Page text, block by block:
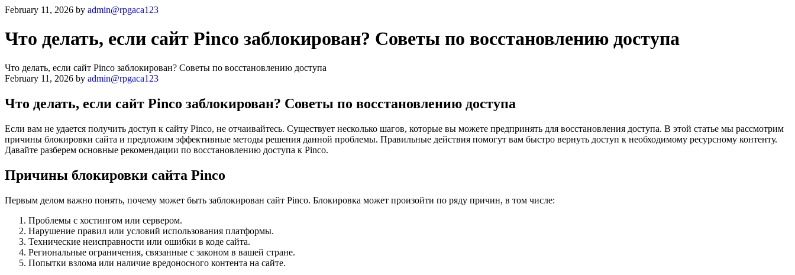
February 11, 2026 by admin@rpgaca123
Что делать, если сайт Pinco заблокирован? Советы по восстановлению доступа
Что делать, если сайт Pinco заблокирован? Советы по восстановлению доступа
February 11, 2026 by admin@rpgaca123
Что делать, если сайт Pinco заблокирован? Советы по восстановлению доступа
Если вам не удается получить доступ к сайту Pinco, не отчаивайтесь. Существует несколько шагов, которые вы можете предпринять для восстановления доступа. В этой статье мы рассмотрим
причины блокировки сайта и предложим эффективные методы решения данной проблемы. Правильные действия помогут вам быстро вернуть доступ к необходимому ресурсному контенту.
Давайте разберем основные рекомендации по восстановлению доступа к Pinco.
Причины блокировки сайта Pinco
Первым делом важно понять, почему может быть заблокирован сайт Pinco. Блокировка может произойти по ряду причин, в том числе:
Проблемы с хостингом или сервером.
Нарушение правил или условий использования платформы.
Технические неисправности или ошибки в коде сайта.
Региональные ограничения, связанные с законом в вашей стране.
Попытки взлома или наличие вредоносного контента на сайте.